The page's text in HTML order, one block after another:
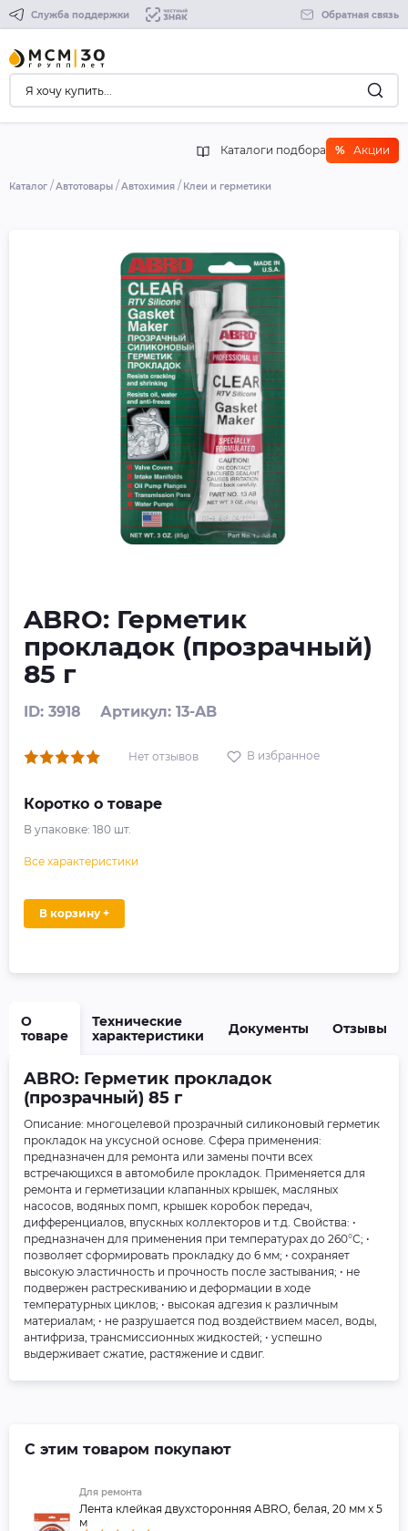
Служба поддержки Обратная связь
Каталоги подбора % Акции
Каталог Автотовары Автохимия Клеи и герметики
ABRO: Герметик
прокладок (прозрачный)
85 г
ID: 3918 Артикул: 13-AB
Нет отзывов В избранное
Коротко о товаре
В упаковке: 180 шт.
Все характеристики
В корзину +
О
товаре
Технические
характеристики
Документы Отзывы
ABRO: Герметик прокладок
(прозрачный) 85 г
Описание: многоцелевой прозрачный силиконовый герметик
прокладок на уксусной основе. Сфера применения:
предназначен для ремонта или замены почти всех
встречающихся в автомобиле прокладок. Применяется для
ремонта и герметизации клапанных крышек, масляных
насосов, водяных помп, крышек коробок передач,
дифференциалов, впускных коллекторов и т.д. Свойства: •
предназначен для применения при температурах до 260°С; •
позволяет сформировать прокладку до 6 мм; • сохраняет
высокую эластичность и прочность после застывания; • не
подвержен растрескиванию и деформации в ходе
температурных циклов; • высокая адгезия к различным
материалам; • не разрушается под воздействием масел, воды,
антифриза, трансмиссионных жидкостей; • успешно
выдерживает сжатие, растяжение и сдвиг.
С этим товаром покупают
Для ремонта
Лента клейкая двухсторонняя ABRO, белая, 20 мм х 5
м